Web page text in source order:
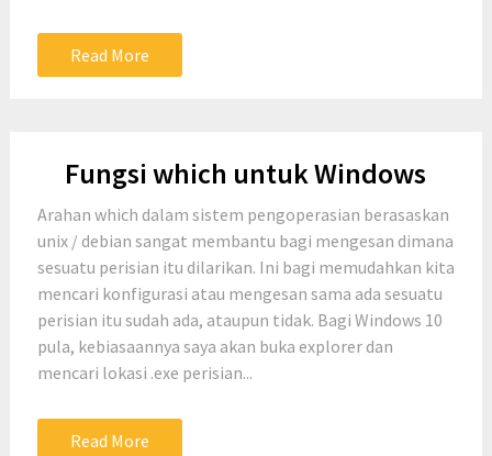
Read More
Fungsi which untuk Windows
Arahan which dalam sistem pengoperasian berasaskan
unix / debian sangat membantu bagi mengesan dimana
sesuatu perisian itu dilarikan. Ini bagi memudahkan kita
mencari konfigurasi atau mengesan sama ada sesuatu
perisian itu sudah ada, ataupun tidak. Bagi Windows 10
pula, kebiasaannya saya akan buka explorer dan
mencari lokasi .exe perisian...
Read More